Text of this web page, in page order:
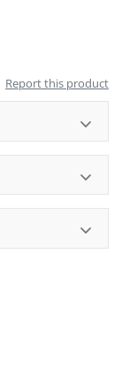
Report this product